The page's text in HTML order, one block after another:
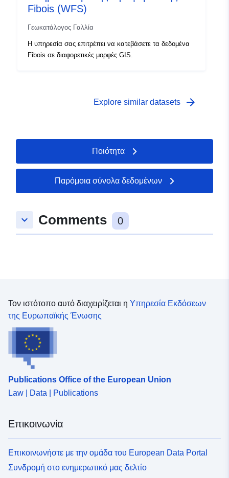
Fibois (WFS)
Γεωκατάλογος Γαλλία
Η υπηρεσία σας επιτρέπει να κατεβάσετε τα δεδομένα
Fibois σε διαφορετικές μορφές GIS.
Explore similar datasets arrow_forward
Ποιότητα
Παρόμοια σύνολα δεδομένων
keyboard_arrow_down Comments 0
Τον ιστότοπο αυτό διαχειρίζεται η Υπηρεσία Εκδόσεων
της Ευρωπαϊκής Ένωσης
Publications Office of the European Union
Law | Data | Publications
Επικοινωνία
Επικοινωνήστε με την ομάδα του European Data Portal
Συνδρομή στο ενημερωτικό μας δελτίο